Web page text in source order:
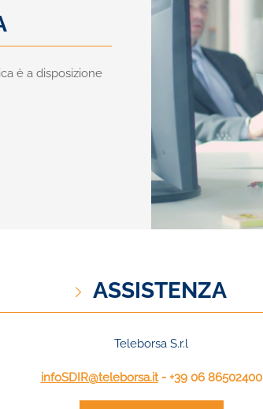
è a disposizione
ASSISTENZA
Teleborsa S.r.l
infoSDIR@teleborsa.it- +39 06 86502400